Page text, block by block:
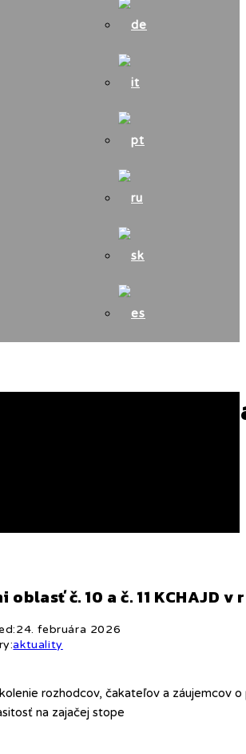
dni oblasť č. 10
č. 10 a č. 11 KCHAJD v
24. februára 2026
aktuality
rozhodcov, čakateľov a záujemcov o
na zajačej stope